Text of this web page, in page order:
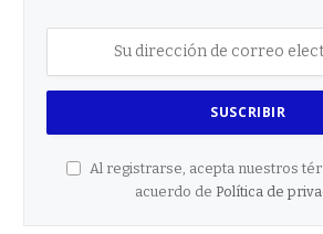
Al registrarse, acepta nuestros
acuerdo de Política de